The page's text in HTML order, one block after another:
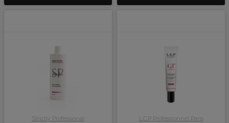
Strictly Professional L.C.P Professionnel Paris